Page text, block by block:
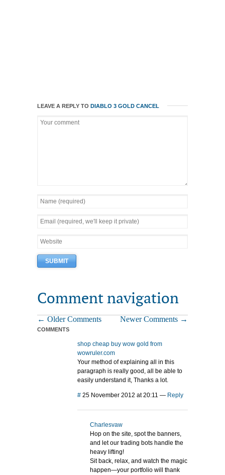
LEAVE A REPLY TO DIABLO 3 GOLD CANCEL
Comment navigation
← Older Comments Newer Comments →
COMMENTS
shop cheap buy wow gold from
wowruler.com
Your method of explaining all in this
paragraph is really good, all be able to
easily understand it, Thanks a lot.
# 25 November 2012 at 20:11 — Reply
Charlesvaw
Hop on the site, spot the banners,
and let our trading bots handle the
heavy lifting!
Sit back, relax, and watch the magic
happen—your portfolio will thank